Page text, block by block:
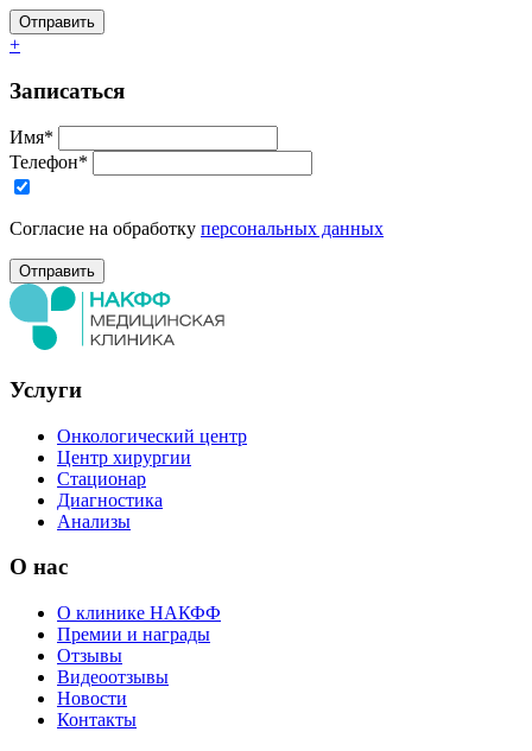
+
Записаться
Имя*
Телефон*
Согласие на обработку персональных данных
Услуги
Онкологический центр
Центр хирургии
Стационар
Диагностика
Анализы
О нас
О клинике НАКФФ
Премии и награды
Отзывы
Видеоотзывы
Новости
Контакты